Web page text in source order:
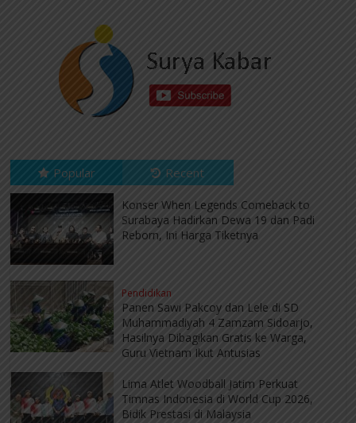
Popular Recent
Konser When Legends Comeback to
Surabaya Hadirkan Dewa 19 dan Padi
Reborn, Ini Harga Tiketnya
Pendidikan
Panen Sawi Pakcoy dan Lele di SD
Muhammadiyah 4 Zamzam Sidoarjo,
Hasilnya Dibagikan Gratis ke Warga,
Guru Vietnam Ikut Antusias
Lima Atlet Woodball Jatim Perkuat
Timnas Indonesia di World Cup 2026,
Bidik Prestasi di Malaysia